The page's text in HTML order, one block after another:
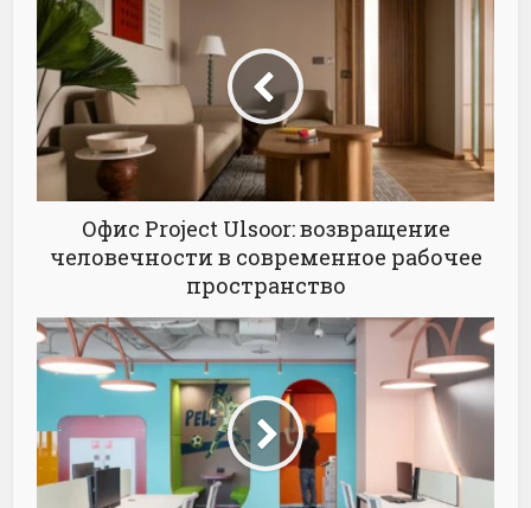
Офис Project Ulsoor: возвращение
человечности в современное рабочее
пространство